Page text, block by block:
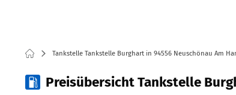
Tankstelle Tankstelle Burghart in 94556 Neuschönau Am
Preisübersicht Tankstelle